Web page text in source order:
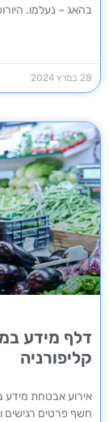
בהאג – נעלמו.
28 במרץ 2024
דלף מידע
קליפורניה
חשף פרטים רגישים